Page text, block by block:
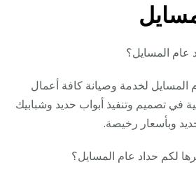
المسايل؟
لخدمة وصيانة كافة أعمال
في تصميم وتنفيذ أبواب حديد وشبابيك
وبأسعار رخيصة.
لكم حداد عام المسايل؟